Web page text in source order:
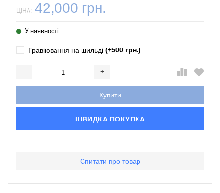
ЦІНА: 42,000 грн.
У наявності
Гравіювання на шильді (+500 грн.)
- +
Купити
ШВИДКА ПОКУПКА
Спитати про товар